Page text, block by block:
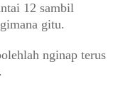
12 sambil
gitu.
nginap terus